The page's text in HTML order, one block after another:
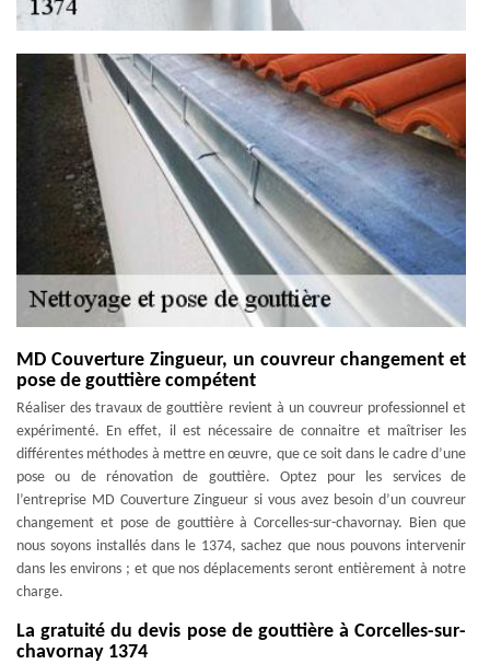
MD Couverture Zingueur, un couvreur changement et
pose de gouttière compétent
Réaliser des travaux de gouttière revient à un couvreur professionnel et
expérimenté. En effet, il est nécessaire de connaitre et maîtriser les
différentes méthodes à mettre en œuvre, que ce soit dans le cadre d’une
pose ou de rénovation de gouttière. Optez pour les services de
l’entreprise MD Couverture Zingueur si vous avez besoin d’un couvreur
changement et pose de gouttière à Corcelles-sur-chavornay. Bien que
nous soyons installés dans le 1374, sachez que nous pouvons intervenir
dans les environs ; et que nos déplacements seront entièrement à notre
charge.
La gratuité du devis pose de gouttière à Corcelles-sur-
chavornay 1374